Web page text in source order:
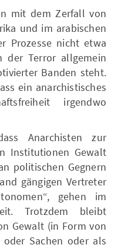
mit dem Zerfall von
und im arabischen
Prozesse nicht etwa
der Terror allgemein
Banden steht.
ein anarchistisches
irgendwo
Anarchisten zur
Institutionen Gewalt
politischen Gegnern
gängigen Vertreter
gehen im
Trotzdem bleibt
Gewalt (in Form von
oder Sachen oder als